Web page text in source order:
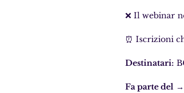
❌ Il webinar
⏰ Iscrizioni
Destinatari:
Fa parte del →